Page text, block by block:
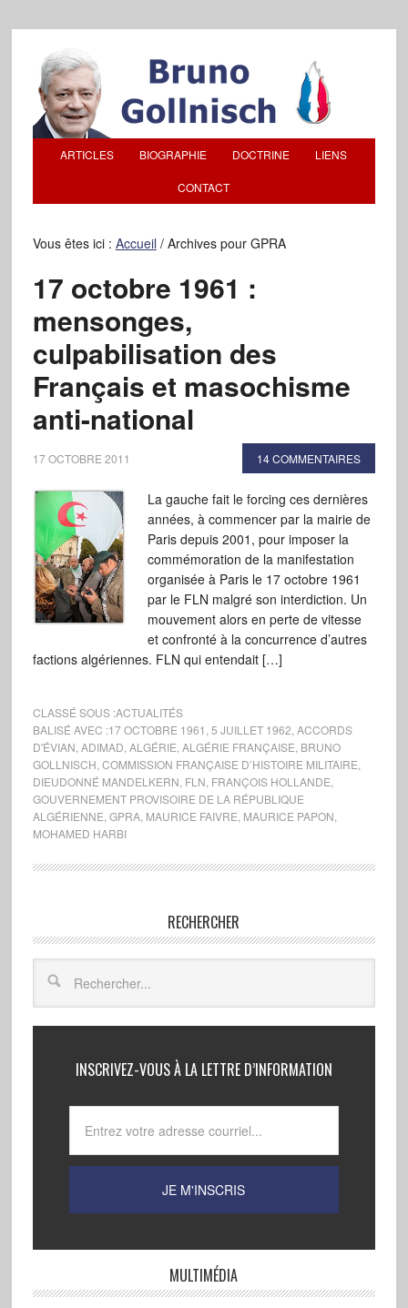
ARTICLES BIOGRAPHIE DOCTRINE LIENS
CONTACT
Vous êtes ici : Accueil /Archives pour GPRA
17 octobre 1961 :
mensonges,
culpabilisation des
Français et masochisme
anti-national
17 OCTOBRE 2011 14 COMMENTAIRES
La gauche fait le forcing ces dernières
années, à commencer par la mairie de
Paris depuis 2001, pour imposer la
commémoration de la manifestation
organisée à Paris le 17 octobre 1961
par le FLN malgré son interdiction. Un
mouvement alors en perte de vitesse
et confronté à la concurrence d’autres
factions algériennes. FLN qui entendait […]
CLASSÉ SOUS :ACTUALITÉS
BALISÉ AVEC :17 OCTOBRE 1961 5 JUILLET 1962 ACCORDS
D'ÉVIAN ADIMAD ALGÉRIE ALGÉRIE FRANÇAISE BRUNO
GOLLNISCH COMMISSION FRANÇAISE D’HISTOIRE MILITAIRE
DIEUDONNÉ MANDELKERN FLN FRANÇOIS HOLLANDE
GOUVERNEMENT PROVISOIRE DE LA RÉPUBLIQUE
ALGÉRIENNE GPRA, MAURICE FAIVRE MAURICE PAPON
MOHAMED HARBI
RECHERCHER
INSCRIVEZ-VOUS À LA LETTRE D’INFORMATION
MULTIMÉDIA